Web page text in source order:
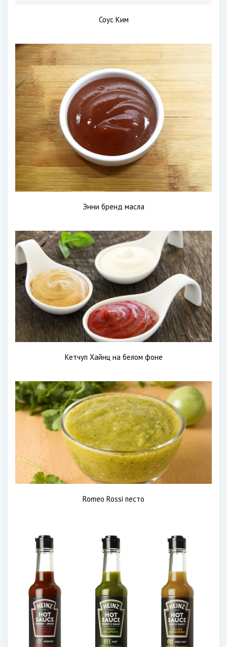
Соус Ким
Энни бренд масла
Кетчуп Хайнц на белом фоне
Romeo Rossi песто